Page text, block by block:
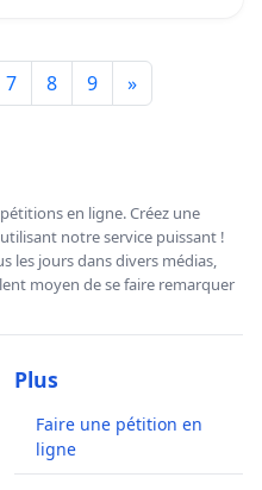
7 8 9 »
en ligne. Créez une
notre service puissant !
les jours dans divers médias,
moyen de se faire remarquer
Plus
Faire une pétition en
ligne